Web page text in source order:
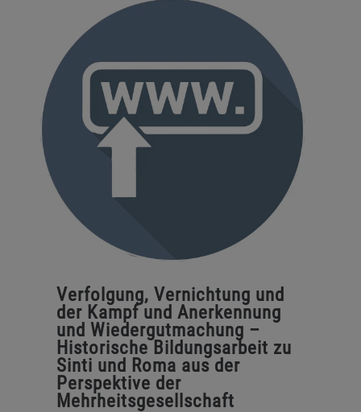
Verfolgung, Vernichtung und
der Kampf und Anerkennung
und Wiedergutmachung –
Historische Bildungsarbeit zu
Sinti und Roma aus der
Perspektive der
Mehrheitsgesellschaft